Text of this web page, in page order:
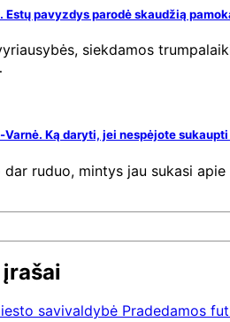
Estų pavyzdys parodė skaudžią
siekdamos
Ką daryti, jei nespėjote
dar ruduo, mintys jau sukasi
savivaldybė Pradedamos